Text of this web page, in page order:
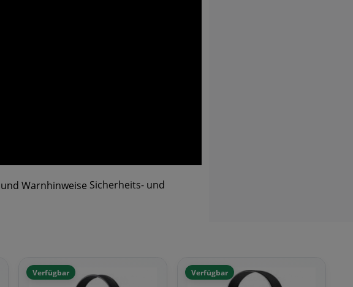
Sicherheits- und
Verfügbar Verfügbar